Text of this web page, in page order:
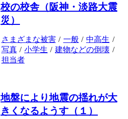
校の校舎（阪神・淡路大震
災）
さまざまな被害 / 一般 / 中高生 /
写真 / 小学生 / 建物などの倒壊 /
担当者
地盤により地震の揺れが大
きくなるようす（１）